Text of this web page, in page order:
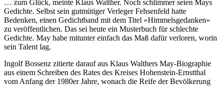
… zum Glück, meinte Klaus Walther. Noch schlimmer seien Mays
Gedichte. Selbst sein gutmütiger Verleger Fehsenfeld hatte
Bedenken, einen Gedichtband mit dem Titel »Himmelsgedanken«
zu veröffentlichen. Das sei heute ein Musterbuch für schlechte
Gedichte. May habe mitunter einfach das Maß dafür verloren, worin
sein Talent lag.
Ingolf Bossenz zitierte darauf aus Klaus Walthers May-Biographie
aus einem Schreiben des Rates des Kreises Hohenstein-Ernstthal
vom Anfang der 1980er Jahre, wonach die Reife der Bevölkerung